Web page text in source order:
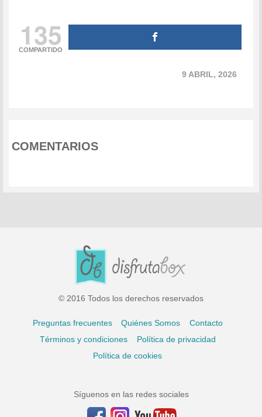
135
COMPARTIDO
9 ABRIL, 2026
COMENTARIOS
© 2016 Todos los derechos reservados
Preguntas frecuentes Quiénes Somos
Contacto
Términos y condiciones
Política de privacidad
Política de cookies
Síguenos en las redes sociales